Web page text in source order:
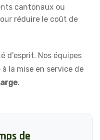
cantonaux ou
réduire le coût de
d'esprit. Nos équipes
la mise en service de
.
ps de